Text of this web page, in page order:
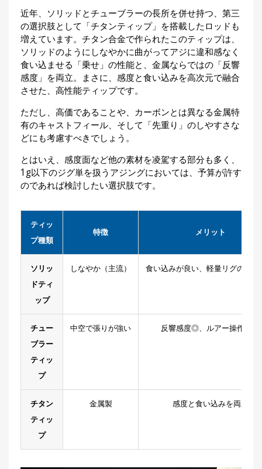
近年、ソリッドとチューブラーの長所を併せ持つ、第三
の選択肢として「チタンティップ」を搭載したロッドも
増えています。チタン合金で作られたこのティップは、
ソリッドのようにしなやかに曲がってアジに違和感なく
食い込ませる「乗せ」の性能と、金属ならではの「反響
感度」を両立。まさに、感度と食い込みを高次元で融合
させた、高性能ティップです。
ただし、高価であることや、カーボンとは異なる金属特
有のキャストフィール、そして「先重り」のしやすさな
どにも考慮すべきでしょう。
とはいえ、感度面など他の素材を凌駕する部分も多く、
1g以下のジグ単を扱うアジングにおいては、予算が許す
のであれば検討したい選択肢です。
ティッ
プ種類
特徴 メリット
ソリッ
ドティ
ップ
しなやか（主流） 食い込みが良い、軽量リグの操
チュー
ブラー
ティッ
プ
中空で張りが強い 反響感度◎、ルアー操作性◎
チタン
ティッ
プ
金属製 感度と食い込みを両立